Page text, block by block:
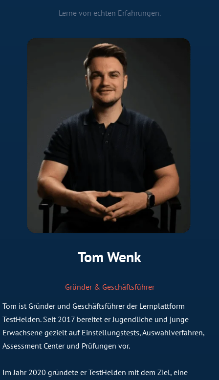
Lerne von echten Erfahrungen.
Tom Wenk
Gründer & Geschäftsführer
Tom ist Gründer und Geschäftsführer der Lernplattform
TestHelden. Seit 2017 bereitet er Jugendliche und junge
Erwachsene gezielt auf Einstellungstests, Auswahlverfahren,
Assessment Center und Prüfungen vor.
Im Jahr 2020 gründete er TestHelden mit dem Ziel, eine